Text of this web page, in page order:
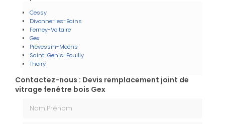
Cessy
Divonne-les-Bains
Ferney-Voltaire
Gex
Prévessin-Moëns
Saint-Genis-Pouilly
Thoiry
Contactez-nous : Devis remplacement joint de
vitrage fenêtre bois Gex